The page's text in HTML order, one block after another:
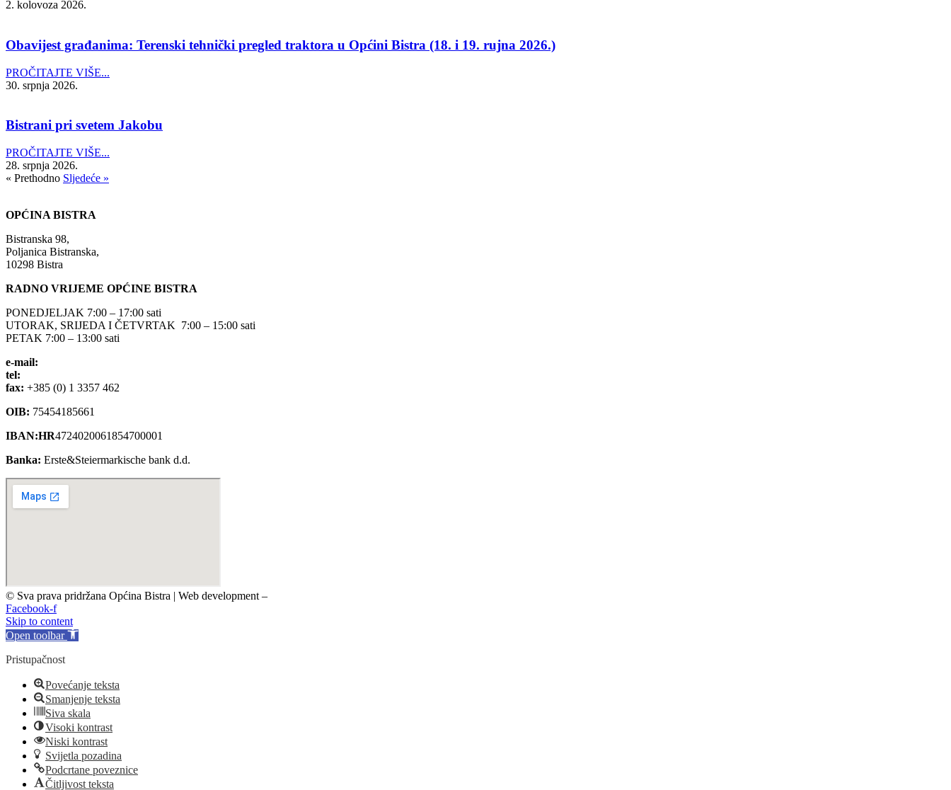
2. kolovoza 2026.
Obavijest građanima: Terenski tehnički pregled traktora u Općini Bistra (18. i 19. rujna 2026.)
PROČITAJTE VIŠE...
30. srpnja 2026.
Bistrani pri svetem Jakobu
PROČITAJTE VIŠE...
28. srpnja 2026.
« Prethodno Sljedeće »
OPĆINA BISTRA
Bistranska 98,
Poljanica Bistranska,
10298 Bistra
RADNO VRIJEME OPĆINE BISTRA
PONEDJELJAK 7:00 – 17:00 sati
UTORAK, SRIJEDA I ČETVRTAK 7:00 – 15:00 sati
PETAK 7:00 – 13:00 sati
e-mail:
tel:
fax: +385 (0) 1 3357 462
OIB: 75454185661
IBAN:HR4724020061854700001
Banka: Erste&Steiermarkische bank d.d.
© Sva prava pridržana Općina Bistra | Web development –
Facebook-f
Skip to content
Open toolbar
Pristupačnost
Povećanje teksta
Smanjenje teksta
Siva skala
Visoki kontrast
Niski kontrast
Svijetla pozadina
Podcrtane poveznice
Čitljivost teksta